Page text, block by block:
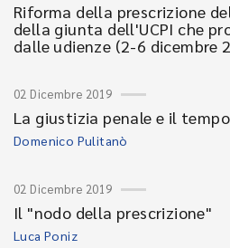
Riforma della prescrizione
della giunta dell'UCPI che
dalle udienze (2-6 dicembre
02 Dicembre 2019
La giustizia penale e il tempo
Domenico Pulitanò
02 Dicembre 2019
Il "nodo della prescrizione"
Luca Poniz